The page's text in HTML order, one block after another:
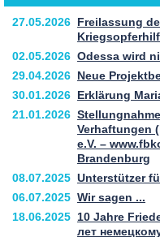
27.05.2026 Freilassung
02.05.2026 Odessa wird
29.04.2026 Neue
30.01.2026 Erklärung
21.01.2026
Verhaftungen
e.V. –
Brandenburg
08.07.2025 Unterstützer
06.07.2025 Wir sagen ...
18.06.2025 10 Jahre
лет